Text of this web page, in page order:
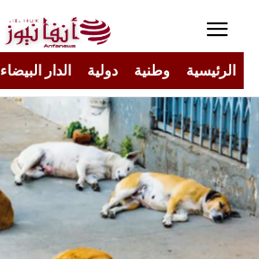
الرئيسية وطنية دولية الدار البيضاء